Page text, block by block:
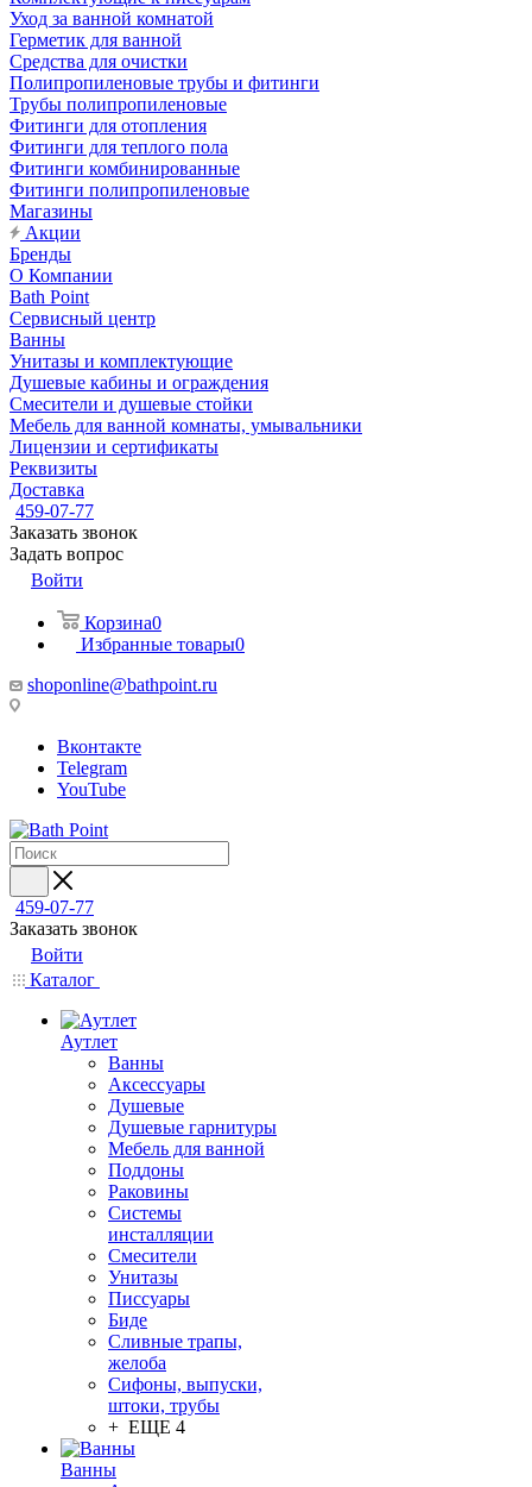
Уход за ванной комнатой
Герметик для ванной
Средства для очистки
Полипропиленовые трубы и фитинги
Трубы полипропиленовые
Фитинги для отопления
Фитинги для теплого пола
Фитинги комбинированные
Фитинги полипропиленовые
Магазины
Акции
Бренды
О Компании
Bath Point
Сервисный центр
Ванны
Унитазы и комплектующие
Душевые кабины и ограждения
Смесители и душевые стойки
Мебель для ванной комнаты, умывальники
Лицензии и сертификаты
Реквизиты
Доставка
459-07-77
Заказать звонок
Задать вопрос
Войти
Корзина0
Избранные товары0
shoponline@bathpoint.ru
Вконтакте
Telegram
YouTube
459-07-77
Заказать звонок
Войти
Каталог
Аутлет
Ванны
Аксессуары
Душевые
Душевые гарнитуры
Мебель для ванной
Поддоны
Раковины
Системы
инсталляции
Смесители
Унитазы
Писсуары
Биде
Сливные трапы,
желоба
Сифоны, выпуски,
штоки, трубы
+ ЕЩЕ 4
Ванны